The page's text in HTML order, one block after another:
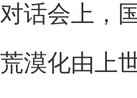
对话会上，
荒漠化由上